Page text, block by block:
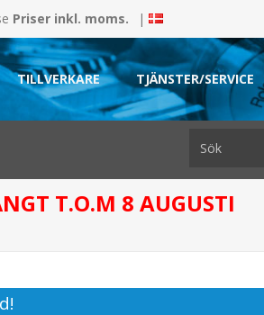
Priser inkl. moms. |
TILLVERKARE TJÄNSTER/SERVICE
T.O.M 8 AUGUSTI